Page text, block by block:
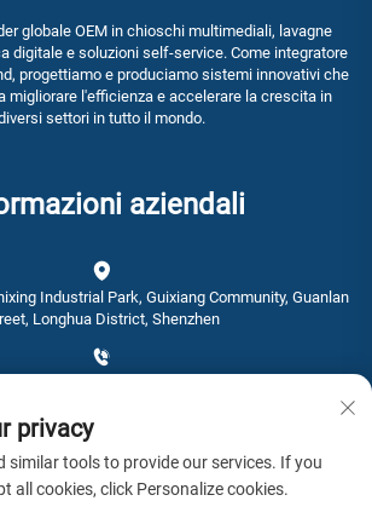
globale OEM in chioschi multimediali, lavagne
digitale e soluzioni self-service. Come integratore
progettiamo e produciamo sistemi innovativi che
migliorare l'efficienza e accelerare la crescita in
settori in tutto il mondo.
aziendali
Industrial Park, Guixiang Community, Guanlan
Longhua District, Shenzhen
[email protected]
privacy
similar tools to provide our services. If you
all cookies, click Personalize cookies.